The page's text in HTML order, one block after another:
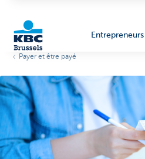
Entrepreneurs
Payer et être payé